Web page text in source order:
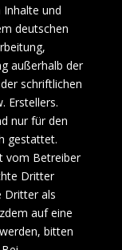
und
deutschen
außerhalb der
schriftlichen
Erstellers.
nur für den
gestattet.
vom Betreiber
Dritter
Dritter als
auf eine
bitten